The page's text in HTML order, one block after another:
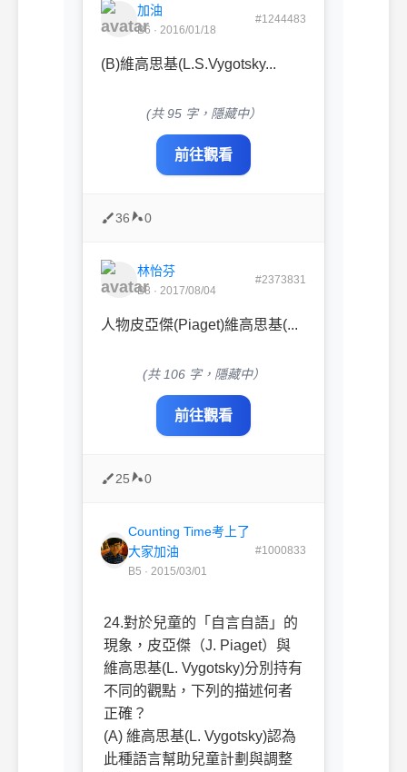
加油
B6 · 2016/01/18
#1244483
(B)維高思基(L.S.Vygotsky...
(共 95 字，隱藏中）
前往觀看
36 0
林怡芬
B8 · 2017/08/04
#2373831
人物皮亞傑(Piaget)維高思基(...
(共 106 字，隱藏中）
前往觀看
25 0
Counting Time考上了
大家加油
B5 · 2015/03/01
#1000833
24.對於兒童的「自言自語」的
現象，皮亞傑（J. Piaget）與
維高思基(L. Vygotsky)分別持有
不同的觀點，下列的描述何者
正確？
(A) 維高思基(L. Vygotsky)認為
此種語言幫助兒童計劃與調整